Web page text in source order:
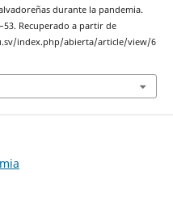
durante la pandemia.
Recuperado a partir de
index.php/abierta/article/view/6